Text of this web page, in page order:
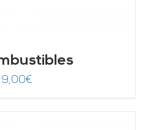
9,00€